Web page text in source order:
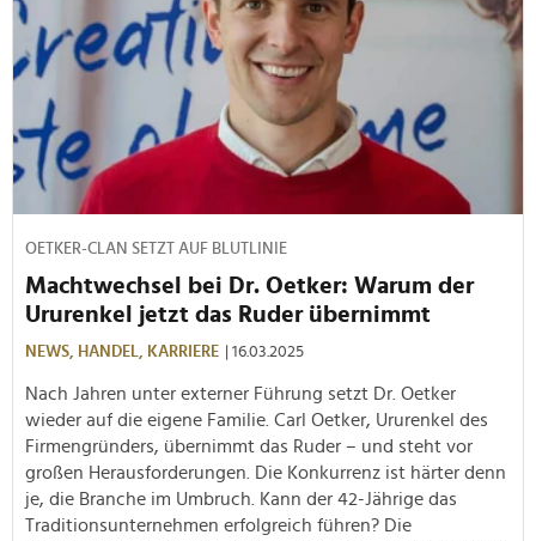
OETKER-CLAN SETZT AUF BLUTLINIE
Machtwechsel bei Dr. Oetker: Warum der
Ururenkel jetzt das Ruder übernimmt
NEWS, HANDEL, KARRIERE | 16.03.2025
Nach Jahren unter externer Führung setzt Dr. Oetker
wieder auf die eigene Familie. Carl Oetker, Ururenkel des
Firmengründers, übernimmt das Ruder – und steht vor
großen Herausforderungen. Die Konkurrenz ist härter denn
je, die Branche im Umbruch. Kann der 42-Jährige das
Traditionsunternehmen erfolgreich führen? Die